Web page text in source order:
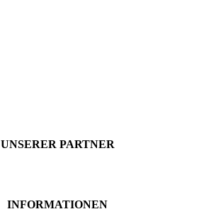
UNSERER PARTNER
INFORMATIONEN